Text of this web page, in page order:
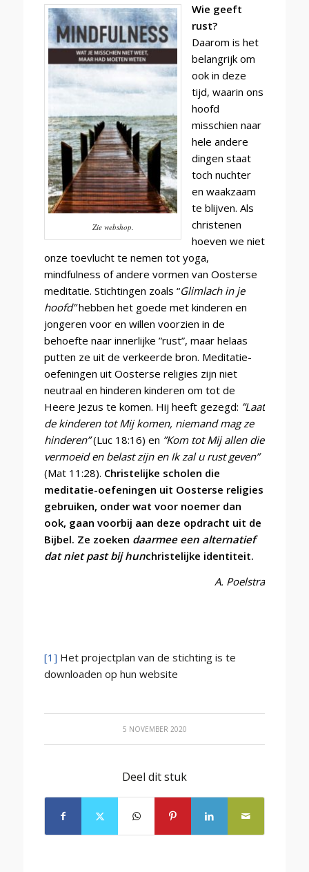
Zie webshop.
Wie geeft
rust?
Daarom is het
belangrijk om
ook in deze
tijd, waarin ons
hoofd
misschien naar
hele andere
dingen staat
toch nuchter
en waakzaam
te blijven. Als
christenen
hoeven we niet
onze toevlucht te nemen tot yoga,
mindfulness of andere vormen van Oosterse
meditatie. Stichtingen zoals “Glimlach in je
hoofd”hebben het goede met kinderen en
jongeren voor en willen voorzien in de
behoefte naar innerlijke ”rust”, maar helaas
putten ze uit de verkeerde bron. Meditatie-
oefeningen uit Oosterse religies zijn niet
neutraal en hinderen kinderen om tot de
Heere Jezus te komen. Hij heeft gezegd: ”Laat
de kinderen tot Mij komen, niemand mag ze
hinderen”(Luc 18:16) en ”Kom tot Mij allen die
vermoeid en belast zijn en Ik zal u rust geven”
(Mat 11:28). Christelijke scholen die
meditatie-oefeningen uit Oosterse religies
gebruiken, onder wat voor noemer dan
ook, gaan voorbij aan deze opdracht uit de
Bijbel. Ze zoeken daarmee een alternatief
dat niet past bij hunchristelijke identiteit.
A. Poelstra
[1] Het projectplan van de stichting is te
downloaden op hun website
5 NOVEMBER 2020
Deel dit stuk